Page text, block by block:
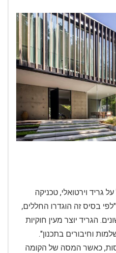
גריד וירטואלי, טכניקה
בסיס זה הוגדרו החללים,
הגריד יוצר מעין חוקיות
וחיבורים בתכנון".
כאשר המסה של הקומה